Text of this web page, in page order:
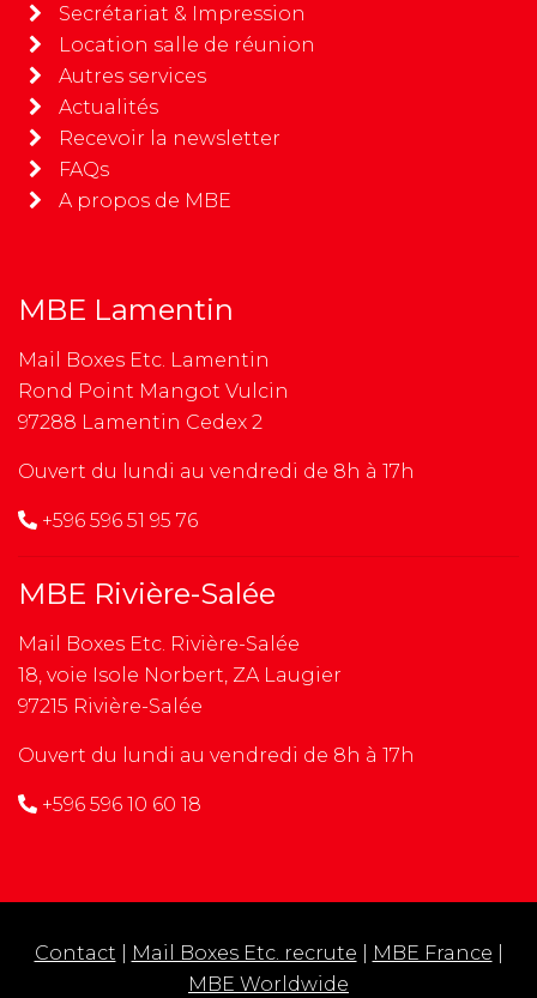
Secrétariat & Impression
Location salle de réunion
Autres services
Actualités
Recevoir la newsletter
FAQs
A propos de MBE
MBE Lamentin
Mail Boxes Etc. Lamentin
Rond Point Mangot Vulcin
97288 Lamentin Cedex 2
Ouvert du lundi au vendredi de 8h à 17h
+596 596 51 95 76
MBE Rivière-Salée
Mail Boxes Etc. Rivière-Salée
18, voie Isole Norbert, ZA Laugier
97215 Rivière-Salée
Ouvert du lundi au vendredi de 8h à 17h
+596 596 10 60 18
Contact Mail Boxes Etc. recrute MBE France
MBE Worldwide